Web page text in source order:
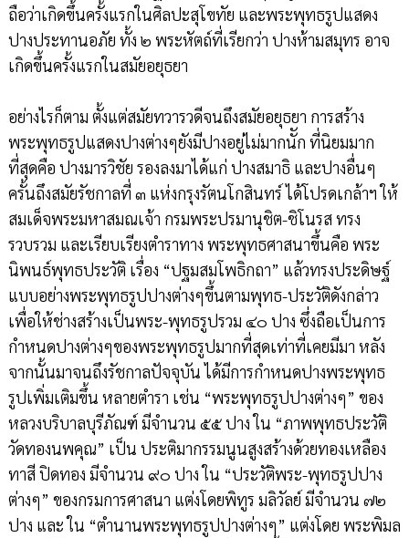
ถือว่าเกิดขึ้นครั้งแรกในศิลปะสุโขทัย และพระพุทธรูปแสดง
ปางประทานอภัย ทั้ง ๒ พระหัตถ์ที่เรียกว่า ปางห้ามสมุทร อาจ
เกิดขึ้นครั้งแรกในสมัยอยุธยา
อย่างไรก็ตาม ตั้งแต่สมัยทวารวดีจนถึงสมัยอยุธยา การสร้าง
พระพุทธรูปแสดงปางต่างๆยังมีปางอยู่ไม่มากนััก ที่นิยมมาก
ที่สุดคือ ปางมารวิชัย รองลงมาได้แก่ ปางสมาธิ และปางอื่นๆ
ครั้นถึงสมัยรัชกาลที่ ๓ แห่งกรุงรัตนโกสินทร์ ได้โปรดเกล้าฯ ให้
สมเด็จพระมหาสมณเจ้า กรมพระปรมานุชิต-ชิโนรส ทรง
รวบรวม และเรียบเรียงตำราทาง พระพุทธศาสนาขึ้นคือ พระ
นิพนธ์พุทธประวัติ เรื่อง “ปฐมสมโพธิกถา” แล้วทรงประดิษฐ์
แบบอย่างพระพุทธรูปปางต่างๆขึ้นตามพุทธ-ประวัติดังกล่าว
เพื่อให้ช่างสร้างเป็นพระ-พุทธรูปรวม ๔๐ ปาง ซึ่งถือเป็นการ
กำหนดปางต่างๆของพระพุทธรูปมากที่สุดเท่าที่เคยมีมา หลัง
จากนั้นมาจนถึงรัชกาลปัจจุบัน ได้มีการกำหนดปางพระพุทธ
รูปเพิ่มเติมขึ้น หลายตำรา เช่น “พระพุทธรูปปางต่างๆ” ของ
หลวงบริบาลบุรีภัณฑ์ มีจำนวน ๕๕ ปาง ใน “ภาพพุทธประวัติ
วัดทองนพคุณ” เป็น ประติมากรรมนูนสูงสร้างด้วยทองเหลือง
ทาสี ปิดทอง มีจำนวน ๙๐ ปาง ใน “ประวัติพระ-พุทธรูปปาง
ต่างๆ” ของกรมการศาสนา แต่งโดยพิทูร มลิวัลย์ มีจำนวน ๗๒
ปาง และ ใน “ตำนานพระพุทธรูปปางต่างๆ” แต่งโดย พระพิมล